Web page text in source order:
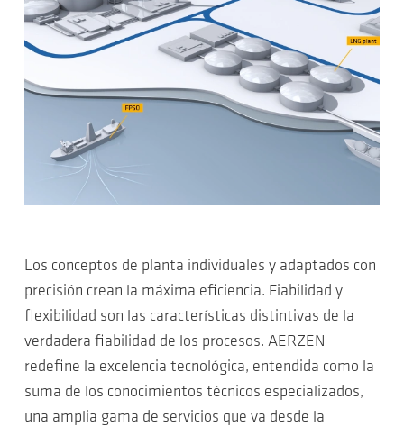
Los conceptos de planta individuales y adaptados con
precisión crean la máxima eficiencia. Fiabilidad y
flexibilidad son las características distintivas de la
verdadera fiabilidad de los procesos. AERZEN
redefine la excelencia tecnológica, entendida como la
suma de los conocimientos técnicos especializados,
una amplia gama de servicios que va desde la